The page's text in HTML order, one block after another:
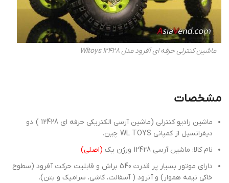
ماشین کنترلی حرفه ای آفرود مدل Wltoys 12428
مشخصات
ماشین رادیو کنترلی (ماشین آرسی الکتریکی حرفه ای 12428 ) دو
دیفرانسیل از کمپانی WL TOYS چین.
نام کالا: ماشین آرسی 12428 ورژن یک
(اصلی)
دارای موتور بسیار پر قدرت 540 براش و قابلیت حرکت آفرود (سطوح
خاکی نیمه هموار) و آنرود ( آسفالت، کاشی، سرامیک و بتن).